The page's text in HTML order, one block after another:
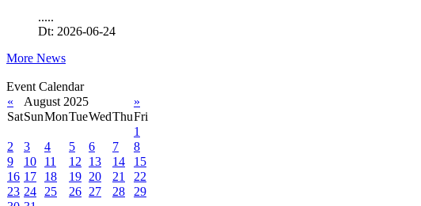
.....
Dt: 2026-06-24
More News
Event Calendar
«
August 2025
»
SatSunMonTueWedThuFri
1
2
3 4 5 6 7
8
9
10 11 12 13 14
15
16 17 18 19 20 21
22
23 24 25 26 27 28
29